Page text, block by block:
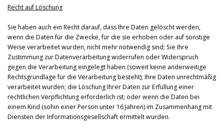
Recht auf Löschung
Sie haben auch ein Recht darauf, dass Ihre Daten gelöscht werden,
wenn die Daten für die Zwecke, für die sie erhoben oder auf sonstige
Weise verarbeitet wurden, nicht mehr notwendig sind; Sie Ihre
Zustimmung zur Datenverarbeitung widerrufen oder Widerspruch
gegen die Verarbeitung eingelegt haben (soweit keine anderweitige
Rechtsgrundlage für die Verarbeitung besteht); Ihre Daten unrechtmäßig
verarbeitet wurden; die Löschung Ihrer Daten zur Erfüllung einer
rechtlichen Verpflichtung erforderlich ist; oder wenn die Daten bei
einem Kind (sohin einer Person unter 16 Jahren) im Zusammenhang mit
Diensten der Informationsgesellschaft ermittelt wurden.